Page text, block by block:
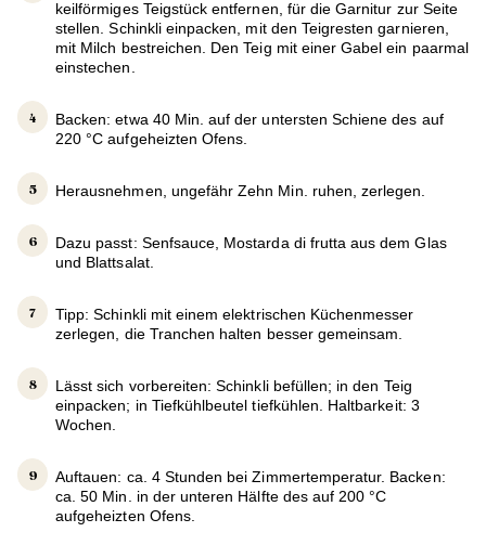
keilförmiges Teigstück entfernen, für die Garnitur zur Seite
stellen. Schinkli einpacken, mit den Teigresten garnieren,
mit Milch bestreichen. Den Teig mit einer Gabel ein paarmal
einstechen.
Backen: etwa 40 Min. auf der untersten Schiene des auf
220 °C aufgeheizten Ofens.
Herausnehmen, ungefähr Zehn Min. ruhen, zerlegen.
Dazu passt: Senfsauce, Mostarda di frutta aus dem Glas
und Blattsalat.
Tipp: Schinkli mit einem elektrischen Küchenmesser
zerlegen, die Tranchen halten besser gemeinsam.
Lässt sich vorbereiten: Schinkli befüllen; in den Teig
einpacken; in Tiefkühlbeutel tiefkühlen. Haltbarkeit: 3
Wochen.
Auftauen: ca. 4 Stunden bei Zimmertemperatur. Backen:
ca. 50 Min. in der unteren Hälfte des auf 200 °C
aufgeheizten Ofens.